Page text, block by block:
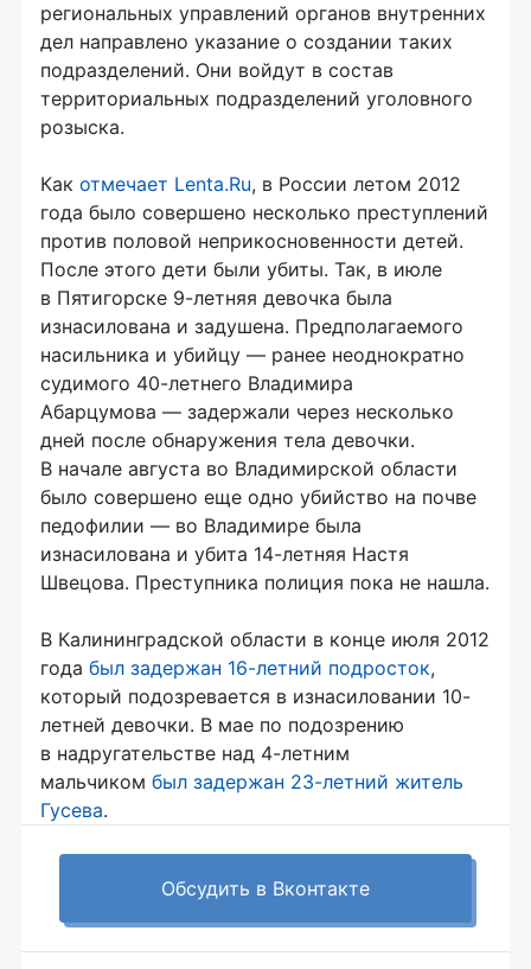
региональных управлений органов внутренних
дел направлено указание о создании таких
подразделений. Они войдут в состав
территориальных подразделений уголовного
розыска.
Как отмечает Lenta.Ru, в России летом 2012
года было совершено несколько преступлений
против половой неприкосновенности детей.
После этого дети были убиты. Так, в июле
в Пятигорске 9-летняя девочка была
изнасилована и задушена. Предполагаемого
насильника и убийцу — ранее неоднократно
судимого 40-летнего Владимира
Абарцумова — задержали через несколько
дней после обнаружения тела девочки.
В начале августа во Владимирской области
было совершено еще одно убийство на почве
педофилии — во Владимире была
изнасилована и убита 14-летняя Настя
Швецова. Преступника полиция пока не нашла.
В Калининградской области в конце июля 2012
года был задержан 16-летний подросток,
который подозревается в изнасиловании 10-
летней девочки. В мае по подозрению
в надругательстве над 4-летним
мальчиком был задержан 23-летний житель
Гусева.
Обсудить в Вконтакте